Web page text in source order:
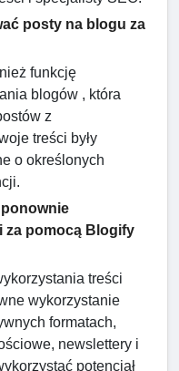
posty na blogu za
funkcję
blogów , która
z
treści były
o określonych
za pomocą Blogify
treści
wykorzystanie
formatach,
newslettery i
potencjał